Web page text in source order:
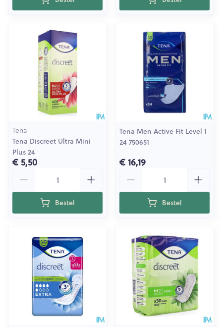
Tena
Tena Discreet Ultra Mini
Plus 24
€ 5,50
Bestel
Tena Men Active Fit Level 1
24 750651
€ 16,19
Bestel